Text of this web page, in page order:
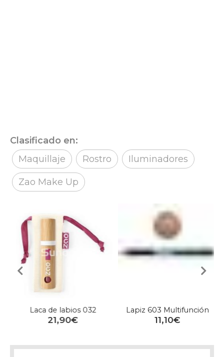
Clasificado en:
Maquillaje
Rostro Iluminadores
Zao Make Up
Laca de labios 032
21,90€
Lapiz 603 Multifunción
11,10€